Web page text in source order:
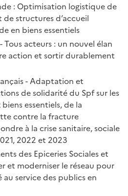
: Optimisation logistique de
structures d’accueil
en biens essentiels
Tous acteurs : un nouvel élan
action et sortir durablement
- Adaptation et
de solidarité du Spf sur les
essentiels, de la
contre la fracture
à la crise sanitaire, sociale
2022 et 2023
des Epiceries Sociales et
et moderniser le réseau pour
service des publics en